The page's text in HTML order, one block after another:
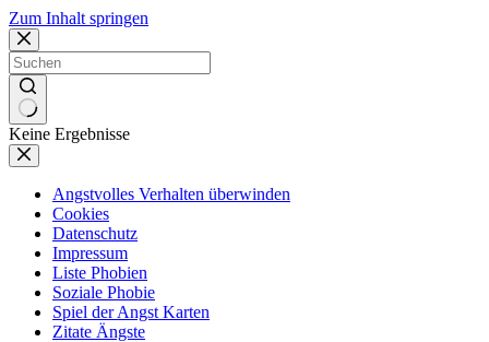
Zum Inhalt springen
Keine Ergebnisse
Angstvolles Verhalten überwinden
Cookies
Datenschutz
Impressum
Liste Phobien
Soziale Phobie
Spiel der Angst Karten
Zitate Ängste